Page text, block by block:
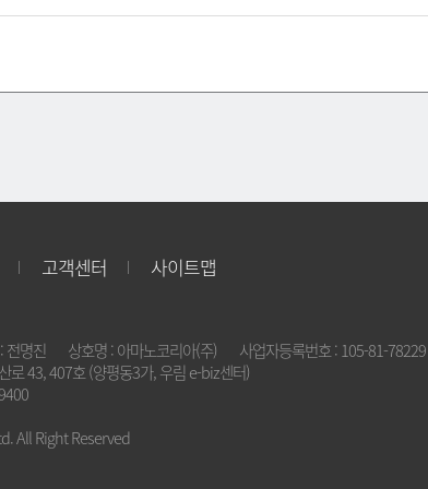
고객센터 사이트맵
전명진 상호명 : 아마노코리아(주)
사업자등록번호 : 105-81-78229
로 43, 407호 (양평동3가, 우림 e-biz센터)
All Right Reserved